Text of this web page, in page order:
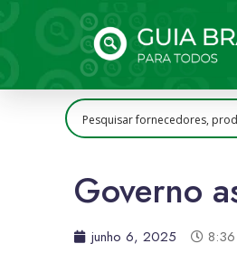
Governo
junho 6, 2025